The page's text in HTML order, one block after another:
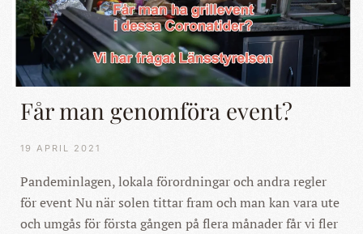
Får man genomföra event?
19 APRIL 2021
Pandeminlagen, lokala förordningar och andra regler
för event Nu när solen tittar fram och man kan vara ute
och umgås för första gången på flera månader får vi fler